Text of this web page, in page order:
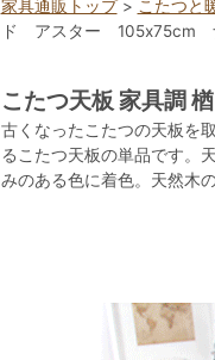
家具通販トップ> こたつと
ド アスター 105x75cm
こたつ天板 家具調
古くなったこたつの天板を
るこたつ天板の単品です。
みのある色に着色。天然木